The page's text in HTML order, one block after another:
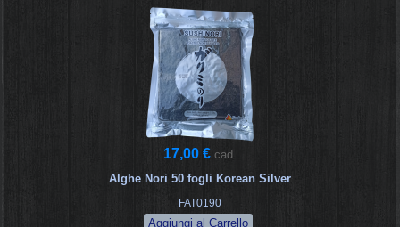
17,00 € cad.
Alghe Nori 50 fogli Korean Silver
FAT0190